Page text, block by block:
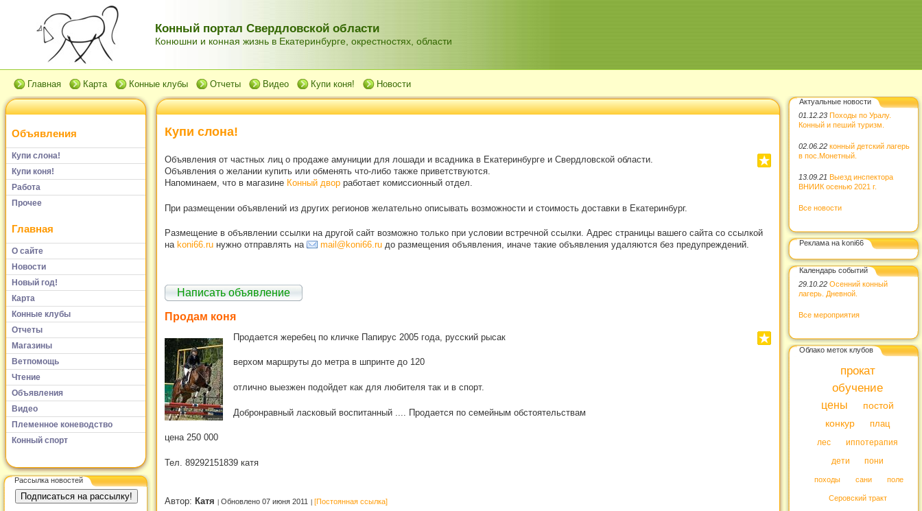
Конный портал Свердловской области
Конюшни и конная жизнь в Екатеринбурге, окрестностях, области
Главная Карта Конные клубы Отчеты Видео Купи коня! Новости
Объявления
Купи слона!
Купи коня!
Работа
Прочее
Главная
О сайте
Новости
Новый год!
Карта
Конные клубы
Отчеты
Магазины
Ветпомощь
Чтение
Объявления
Видео
Племенное коневодство
Конный спорт
Рассылка новостей
Купи слона!
Объявления от частных лиц о продаже амуниции для лошади и всадника в Екатеринбурге и Свердловской области.
Объявления о желании купить или обменять что-либо также приветствуются.
Напоминаем, что в магазине Конный двор работает комиссионный отдел.
При размещении объявлений из других регионов желательно описывать возможности и стоимость доставки в Екатеринбург.
Размещение в объявлении ссылки на другой сайт возможно только при условии встречной ссылки. Адрес страницы вашего сайта со ссылкой
на koni66.ru нужно отправлять на mail@koni66.ru до размещения объявления, иначе такие объявления удаляются без предупреждений.
Написать объявление
Продам коня
Продается жеребец по кличке Папирус 2005 года, русский рысак
верхом маршруты до метра в шпринте до 120
отлично выезжен подойдет как для любителя так и в спорт.
Добронравный ласковый воспитанный .... Продается по семейным обстоятельствам
цена 250 000
Тел. 89292151839 катя
Автор: Катя Обновлено 07 июня 2011 [Постоянная ссылка]
Актуальные новости
01.12.23 Походы по Уралу.
Конный и пеший туризм.
02.06.22 конный детский лагерь
в пос.Монетный.
13.09.21 Выезд инспектора
ВНИИК осенью 2021 г.
Все новости
Реклама на koni66
Календарь событий
29.10.22 Осенний конный
лагерь. Дневной.
Все мероприятия
Облако меток клубов
прокат
обучение
цены
постой
конкур
плац
лес
иппотерапия
дети
пони
походы сани поле
Серовский тракт